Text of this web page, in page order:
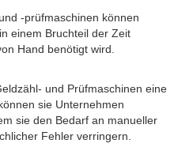
-prüfmaschinen können
einem Bruchteil der Zeit
Hand benötigt wird.
und Prüfmaschinen eine
sie Unternehmen
sie den Bedarf an manueller
Fehler verringern.